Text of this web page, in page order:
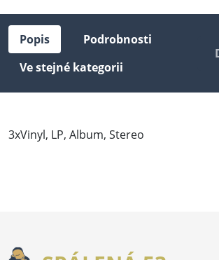
Popis
Podrobnosti
Ve stejné kategorii
3xVinyl, LP, Album, Stereo